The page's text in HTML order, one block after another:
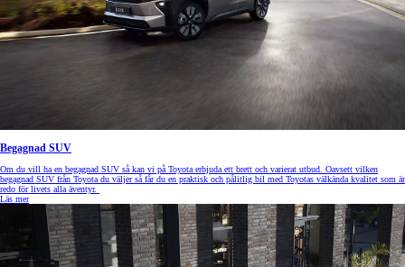
Begagnad SUV
Om du vill ha en begagnad SUV så kan vi på Toyota erbjuda ett brett och varierat utbud. Oavsett vilken
begagnad SUV från Toyota du väljer så får du en praktisk och pålitlig bil med Toyotas välkända kvalitet som är
redo för livets alla äventyr.
Läs mer